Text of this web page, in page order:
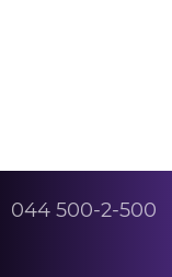
044 500-2-500